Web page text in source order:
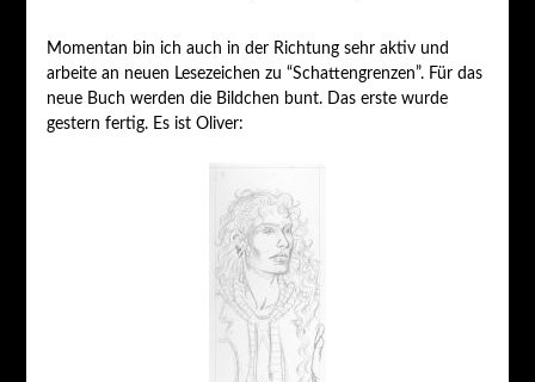
Momentan bin ich auch in der Richtung sehr aktiv und
arbeite an neuen Lesezeichen zu “Schattengrenzen”. Für das
neue Buch werden die Bildchen bunt. Das erste wurde
gestern fertig. Es ist Oliver: